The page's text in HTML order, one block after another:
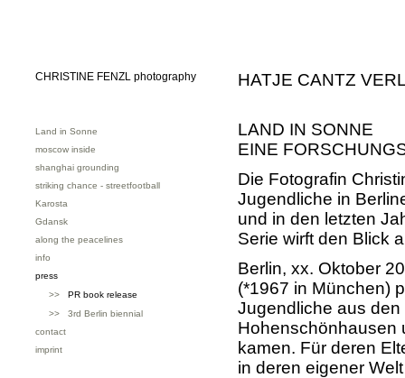
CHRISTINE FENZL photography
Land in Sonne
moscow inside
shanghai grounding
striking chance - streetfootball
Karosta
Gdansk
along the peacelines
info
press
>> PR book release
>> 3rd Berlin biennial
contact
imprint
HATJE CANTZ
LAND IN SONNE
EINE
Die Fotografin
Jugendliche in
und in den letzten
Serie wirft den Blick
Berlin, xx. Oktober
(*1967 in München)
Jugendliche aus
Hohenschönhausen
kamen. Für deren
in deren eigener